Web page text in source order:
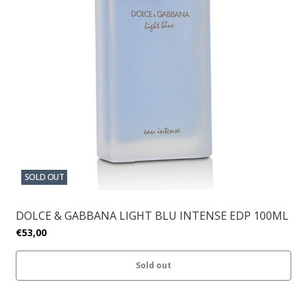
SOLD OUT
DOLCE & GABBANA LIGHT BLU INTENSE EDP 100ML
€53,00
Sold out